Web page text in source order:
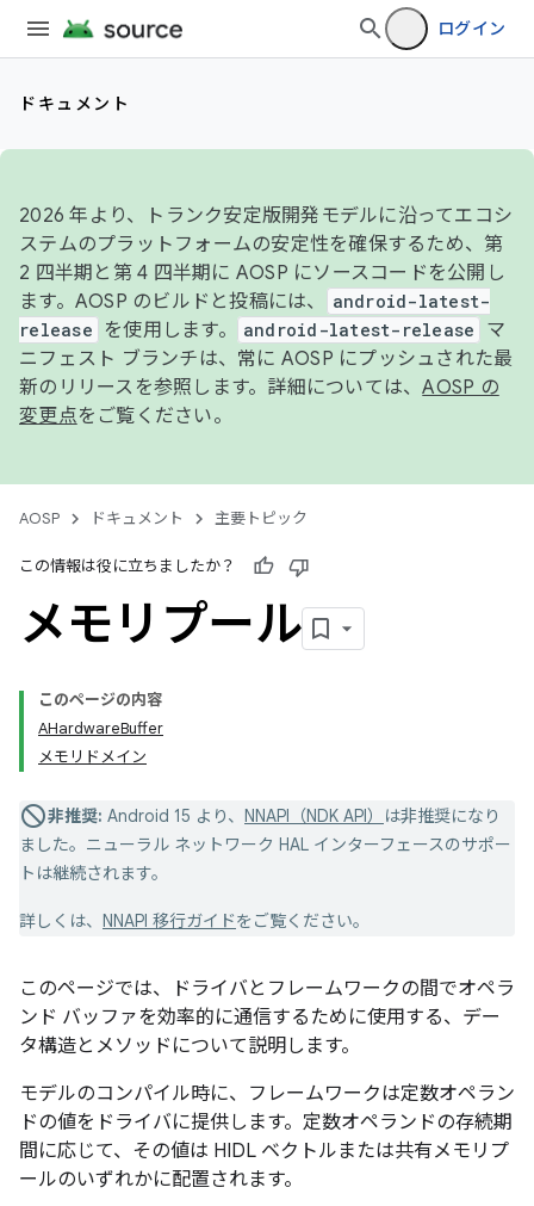
ログイン
ドキュメント
2026 年より、トランク安定版開発モデルに沿ってエコシ
ステムのプラットフォームの安定性を確保するため、第
2 四半期と第 4 四半期に AOSP にソースコードを公開し
ます。AOSP のビルドと投稿には、
android-latest-
release
を使用します。 android-latest-release
マ
ニフェスト ブランチは、常に AOSP にプッシュされた最
新のリリースを参照します。詳細については、AOSP の
変更点をご覧ください。
AOSP ドキュメント 主要トピック
この情報は役に立ちましたか？
メモリプール
このページの内容
AHardwareBuffer
メモリドメイン
非推奨: Android 15 より、 NNAPI（NDK API）
は非推奨になり
ました。ニューラル ネットワーク HAL インターフェースのサポー
トは継続されます。
詳しくは、 NNAPI 移行ガイドをご覧ください。
このページでは、ドライバとフレームワークの間でオペラ
ンド バッファを効率的に通信するために使用する、デー
タ構造とメソッドについて説明します。
モデルのコンパイル時に、フレームワークは定数オペラン
ドの値をドライバに提供します。定数オペランドの存続期
間に応じて、その値は HIDL ベクトルまたは共有メモリプ
ールのいずれかに配置されます。